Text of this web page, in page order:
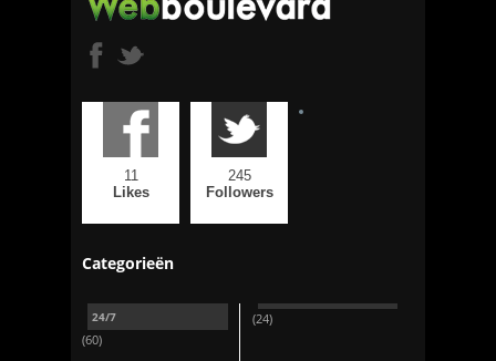
11
Likes
245
Followers
Categorieën
24/7
(60)
(24)